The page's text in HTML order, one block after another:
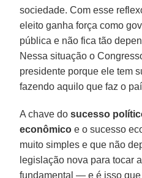
sociedade. Com esse
eleito ganha força como
pública e não fica tão
Nessa situação o
presidente porque ele tem
fazendo aquilo que faz o
A chave do sucesso
econômico e o sucesso
muito simples e que não
legislação nova para tocar
fundamental — e é isso